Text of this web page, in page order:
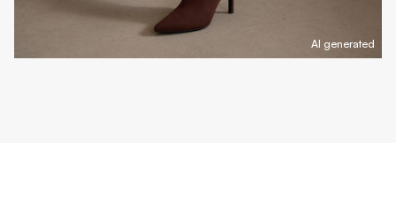
AI generated